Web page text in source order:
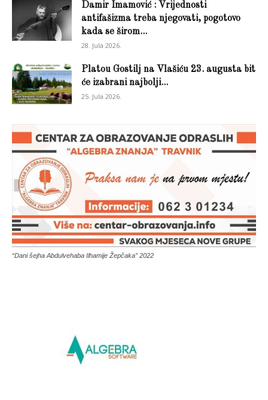
Damir Imamović : Vrijednosti
antifašizma treba njegovati, pogotovo
kada se širom...
28. Jula 2026.
Platou Gostilj na Vlašiću 23. augusta bit
će izabrani najbolji...
25. Jula 2026.
“Dani šejha Abdulvehaba Ilhamije Žepčaka” 2022